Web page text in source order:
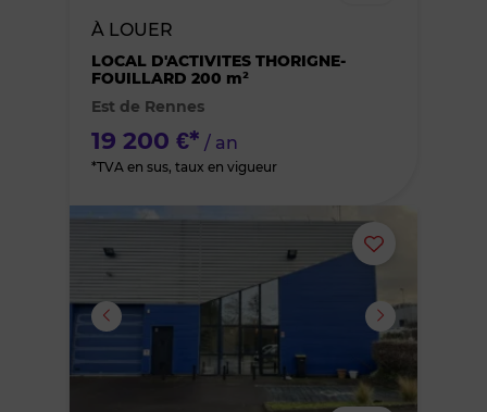
À LOUER
LOCAL D'ACTIVITES THORIGNE-
FOUILLARD 200 m²
Est de Rennes
19 200 €* / an
*TVA en sus, taux en vigueur
Ajouter
supprimer
le